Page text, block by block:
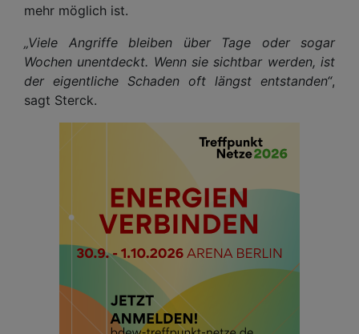
mehr möglich ist.
„Viele Angriffe bleiben über Tage oder sogar
Wochen unentdeckt. Wenn sie sichtbar werden, ist
der eigentliche Schaden oft längst entstanden“,
sagt Sterck.